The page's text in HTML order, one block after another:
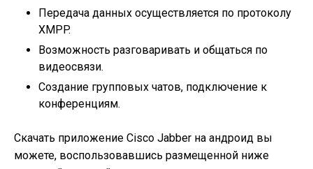
Передача данных осуществляется по протоколу
XMPP.
Возможность разговаривать и общаться по
видеосвязи.
Создание групповых чатов, подключение к
конференциям.
Скачать приложение Cisco Jabber на андроид вы
можете, воспользовавшись размещенной ниже